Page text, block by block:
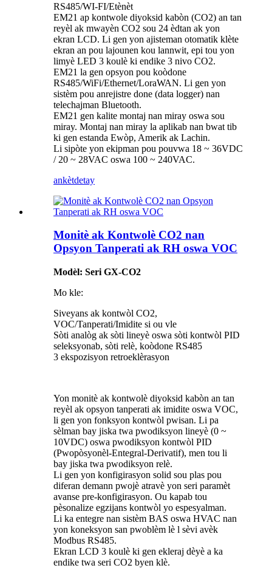
RS485/WI-FI/Etènèt
EM21 ap kontwole diyoksid kabòn (CO2) an tan
reyèl ak mwayèn CO2 sou 24 èdtan ak yon
ekran LCD. Li gen yon ajisteman otomatik klète
ekran an pou lajounen kou lannwit, epi tou yon
limyè LED 3 koulè ki endike 3 nivo CO2.
EM21 la gen opsyon pou koòdone
RS485/WiFi/Ethernet/LoraWAN. Li gen yon
sistèm pou anrejistre done (data logger) nan
telechajman Bluetooth.
EM21 gen kalite montaj nan miray oswa sou
miray. Montaj nan miray la aplikab nan bwat tib
ki gen estanda Ewòp, Amerik ak Lachin.
Li sipòte yon ekipman pou pouvwa 18 ~ 36VDC
/ 20 ~ 28VAC oswa 100 ~ 240VAC.
ankètdetay
Monitè ak Kontwolè CO2 nan
Opsyon Tanperati ak RH oswa VOC
Modèl: Seri GX-CO2
Mo kle:
Siveyans ak kontwòl CO2,
VOC/Tanperati/Imidite si ou vle
Sòti analòg ak sòti lineyè oswa sòti kontwòl PID
seleksyonab, sòti relè, koòdone RS485
3 ekspozisyon retroeklèrasyon
Yon monitè ak kontwolè diyoksid kabòn an tan
reyèl ak opsyon tanperati ak imidite oswa VOC,
li gen yon fonksyon kontwòl pwisan. Li pa
sèlman bay jiska twa pwodiksyon lineyè (0 ~
10VDC) oswa pwodiksyon kontwòl PID
(Pwopòsyonèl-Entegral-Derivatif), men tou li
bay jiska twa pwodiksyon relè.
Li gen yon konfigirasyon solid sou plas pou
diferan demann pwojè atravè yon seri paramèt
avanse pre-konfigirasyon. Ou kapab tou
pèsonalize egzijans kontwòl yo espesyalman.
Li ka entegre nan sistèm BAS oswa HVAC nan
yon koneksyon san pwoblèm lè l sèvi avèk
Modbus RS485.
Ekran LCD 3 koulè ki gen ekleraj dèyè a ka
endike twa seri CO2 byen klè.